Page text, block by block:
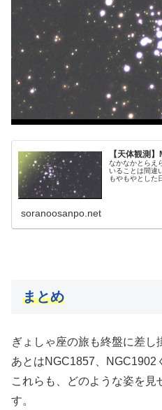
【天体観測
なかなかとらえ
いることは間違
もやもやとした
soranoosanpo.net
まとめ
ぎょしゃ座の旅も終盤に差し
あとはNGC1857、NGC1902
これらも、どのような姿を
す。